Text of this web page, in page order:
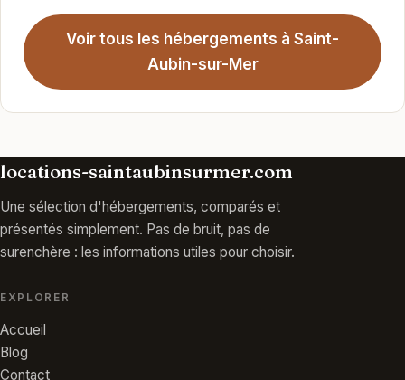
Voir tous les hébergements à Saint-
Aubin-sur-Mer
locations-saintaubinsurmer.com
Une sélection d'hébergements, comparés et
présentés simplement. Pas de bruit, pas de
surenchère : les informations utiles pour choisir.
EXPLORER
Accueil
Blog
Contact